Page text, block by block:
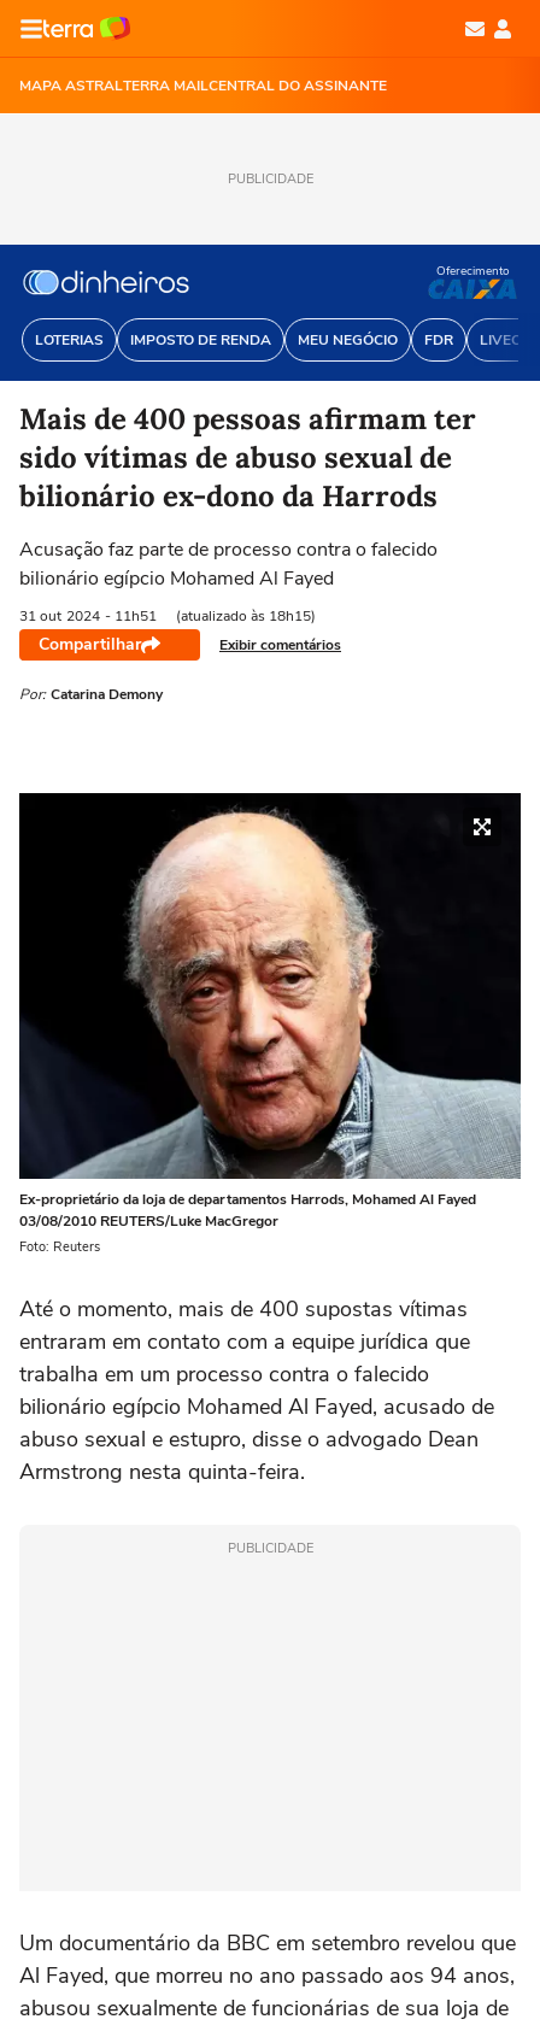
MAPA ASTRALTERRA MAILCENTRAL DO ASSINANTE
PUBLICIDADE
LOTERIAS IMPOSTO DE RENDA MEU NEGÓCIO FDR
Oferecimento
Mais de 400 pessoas afirmam ter
sido vítimas de abuso sexual de
bilionário ex-dono da Harrods
Acusação faz parte de processo contra o falecido
bilionário egípcio Mohamed Al Fayed
31 out 2024 - 11h51 (atualizado às 18h15)
Compartilhar Exibir comentários
Por: Catarina Demony
Ex-proprietário da loja de departamentos Harrods, Mohamed Al Fayed
03/08/2010 REUTERS/Luke MacGregor
Foto: Reuters
Até o momento, mais de 400 supostas vítimas
entraram em contato com a equipe jurídica que
trabalha em um processo contra o falecido
bilionário egípcio Mohamed Al Fayed, acusado de
abuso sexual e estupro, disse o advogado Dean
Armstrong nesta quinta-feira.
PUBLICIDADE
Um documentário da BBC em setembro revelou que
Al Fayed, que morreu no ano passado aos 94 anos,
abusou sexualmente de funcionárias de sua loja de